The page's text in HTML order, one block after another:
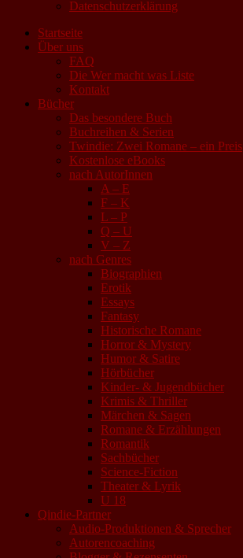
Datenschutzerklärung
Startseite
Über uns
FAQ
Die Wer macht was Liste
Kontakt
Bücher
Das besondere Buch
Buchreihen & Serien
Twindie: Zwei Romane – ein Preis
Kostenlose eBooks
nach AutorInnen
A – E
F – K
L – P
Q – U
V – Z
nach Genres
Biographien
Erotik
Essays
Fantasy
Historische Romane
Horror & Mystery
Humor & Satire
Hörbücher
Kinder- & Jugendbücher
Krimis & Thriller
Märchen & Sagen
Romane & Erzählungen
Romantik
Sachbücher
Science-Fiction
Theater & Lyrik
U 18
Qindie-Partner
Audio-Produktionen & Sprecher
Autorencoaching